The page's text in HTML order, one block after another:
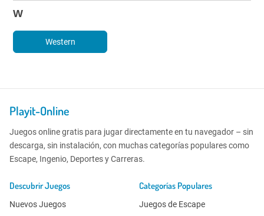
W
Western
Playit-Online
Juegos online gratis para jugar directamente en tu navegador – sin
descarga, sin instalación, con muchas categorías populares como
Escape, Ingenio, Deportes y Carreras.
Descubrir Juegos
Nuevos Juegos
Categorías Populares
Juegos de Escape